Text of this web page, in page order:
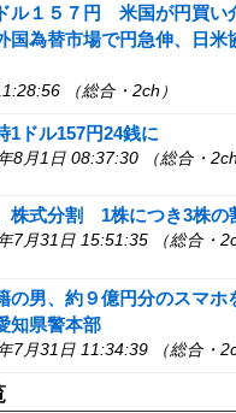
ル１５７円 米国が円買い
為替市場で円急伸、日米
（総合・2ch）
1ドル157円24銭に
8月1日 08:37:30 （総合・2ch
株式分割 1株につき3株の
7月31日 15:51:35 （総合・
の男、約９億円分のスマホ
県警本部
7月31日 11:34:39 （総合・